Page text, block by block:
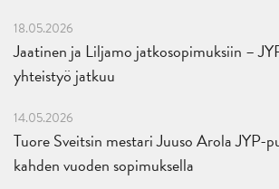
18.05.2026
Jaatinen ja Liljamo jatkosopimuksiin –
yhteistyö jatkuu
14.05.2026
Tuore Sveitsin mestari Juuso Arola JYP-
kahden vuoden sopimuksella